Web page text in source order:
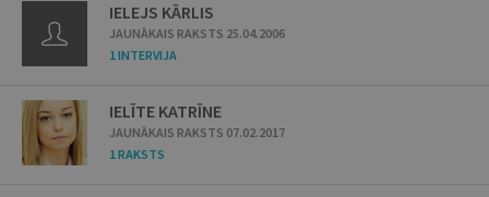
IELEJS KĀRLIS
JAUNĀKAIS RAKSTS 25.04.2006
1 INTERVIJA
IELĪTE KATRĪNE
JAUNĀKAIS RAKSTS 07.02.2017
1 RAKSTS